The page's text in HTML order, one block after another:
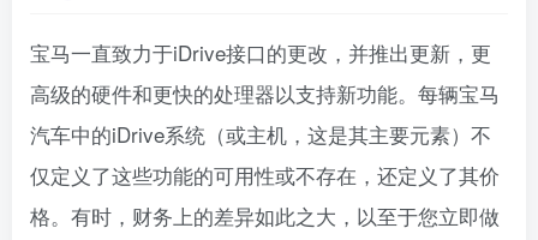
宝马一直致力于iDrive接口的更改，并推出更新，更
高级的硬件和更快的处理器以支持新功能。每辆宝马
汽车中的iDrive系统（或主机，这是其主要元素）不
仅定义了这些功能的可用性或不存在，还定义了其价
格。有时，财务上的差异如此之大，以至于您立即做